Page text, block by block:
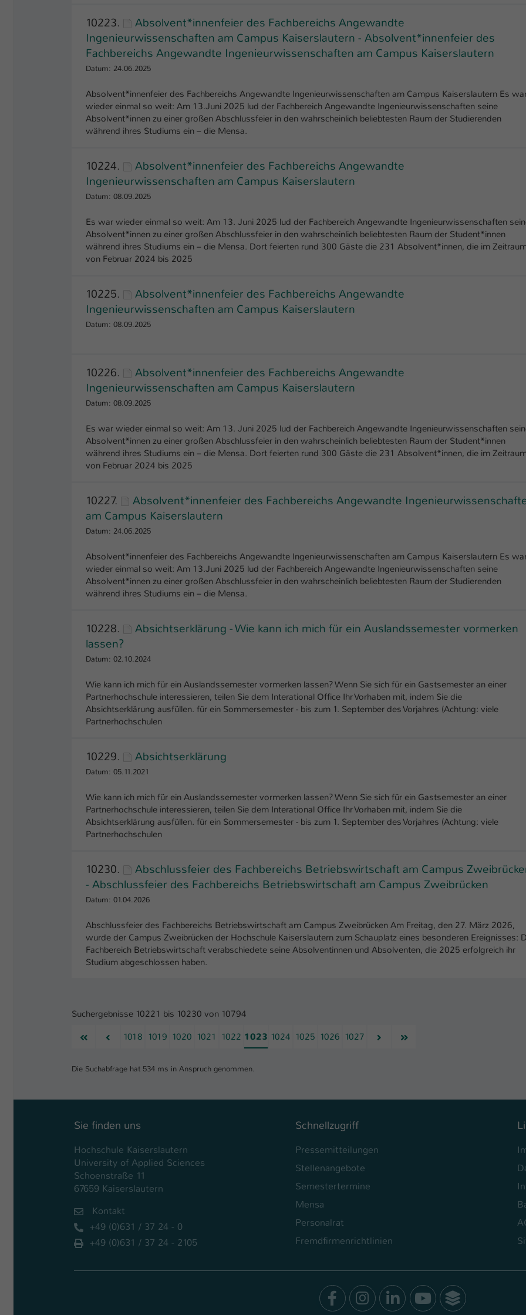
10223.
Absolvent*innenfeier des Fachbereichs Angewandte
Ingenieurwissenschaften am Campus Kaiserslautern - Absolvent*innenfeier des
Fachbereichs Angewandte Ingenieurwissenschaften am Campus Kaiserslautern
Datum: 24.06.2025
Absolvent*innenfeier des Fachbereichs Angewandte Ingenieurwissenschaften am Campus Kaiserslautern Es
wieder einmal so weit: Am 13.Juni 2025 lud der Fachbereich Angewandte Ingenieurwissenschaften seine
Absolvent*innen zu einer großen Abschlussfeier in den wahrscheinlich beliebtesten Raum der Studierenden
während ihres Studiums ein – die Mensa.
10224.
Absolvent*innenfeier des Fachbereichs Angewandte
Ingenieurwissenschaften am Campus Kaiserslautern
Datum: 08.09.2025
Es war wieder einmal so weit: Am 13. Juni 2025 lud der Fachbereich Angewandte Ingenieurwissenschaften
Absolvent*innen zu einer großen Abschlussfeier in den wahrscheinlich beliebtesten Raum der Student*innen
während ihres Studiums ein – die Mensa. Dort feierten rund 300 Gäste die 231 Absolvent*innen, die im
von Februar 2024 bis 2025
10225.
Absolvent*innenfeier des Fachbereichs Angewandte
Ingenieurwissenschaften am Campus Kaiserslautern
Datum: 08.09.2025
10226.
Absolvent*innenfeier des Fachbereichs Angewandte
Ingenieurwissenschaften am Campus Kaiserslautern
Datum: 08.09.2025
Es war wieder einmal so weit: Am 13. Juni 2025 lud der Fachbereich Angewandte Ingenieurwissenschaften
Absolvent*innen zu einer großen Abschlussfeier in den wahrscheinlich beliebtesten Raum der Student*innen
während ihres Studiums ein – die Mensa. Dort feierten rund 300 Gäste die 231 Absolvent*innen, die im
von Februar 2024 bis 2025
10227.
Absolvent*innenfeier des Fachbereichs Angewandte
am Campus Kaiserslautern
Datum: 24.06.2025
Absolvent*innenfeier des Fachbereichs Angewandte Ingenieurwissenschaften am Campus Kaiserslautern Es
wieder einmal so weit: Am 13.Juni 2025 lud der Fachbereich Angewandte Ingenieurwissenschaften seine
Absolvent*innen zu einer großen Abschlussfeier in den wahrscheinlich beliebtesten Raum der Studierenden
während ihres Studiums ein – die Mensa.
10228.
Absichtserklärung - Wie kann ich mich für ein Auslandssemester vormerken
lassen?
Datum: 02.10.2024
Wie kann ich mich für ein Auslandssemester vormerken lassen? Wenn Sie sich für ein Gastsemester an einer
Partnerhochschule interessieren, teilen Sie dem Interational Office Ihr Vorhaben mit, indem Sie die
Absichtserklärung ausfüllen. für ein Sommersemester - bis zum 1. September des Vorjahres (Achtung: viele
Partnerhochschulen
10229. Absichtserklärung
Datum: 05.11.2021
Wie kann ich mich für ein Auslandssemester vormerken lassen? Wenn Sie sich für ein Gastsemester an einer
Partnerhochschule interessieren, teilen Sie dem Interational Office Ihr Vorhaben mit, indem Sie die
Absichtserklärung ausfüllen. für ein Sommersemester - bis zum 1. September des Vorjahres (Achtung: viele
Partnerhochschulen
10230.
Abschlussfeier des Fachbereichs Betriebswirtschaft am Campus
- Abschlussfeier des Fachbereichs Betriebswirtschaft am Campus Zweibrücken
Datum: 01.04.2026
Abschlussfeier des Fachbereichs Betriebswirtschaft am Campus Zweibrücken Am Freitag, den 27. März 2026,
wurde der Campus Zweibrücken der Hochschule Kaiserslautern zum Schauplatz eines besonderen Ereignisses:
Fachbereich Betriebswirtschaft verabschiedete seine Absolventinnen und Absolventen, die 2025 erfolgreich ihr
Studium abgeschlossen haben.
Suchergebnisse 10221 bis 10230 von 10794
Erste
Vorherige
1018 1019 1020 1021 1022 1023 1024 1025 1026 1027 NächsteLetzte
Die Suchabfrage hat 534 ms in Anspruch genommen.
Sie finden uns
Hochschule Kaiserslautern
University of Applied Sciences
Schoenstraße 11
67659 Kaiserslautern
Kontakt
+49 (0)631 / 37 24 - 0
+49 (0)631 / 37 24 - 2105
Schnellzugriff
Pressemitteilungen
Stellenangebote
Semestertermine
Mensa
Personalrat
Fremdfirmenrichtlinien
Facebook
Instagram
LinkedIn
Youtube
Webseiten-Betreiber dies eingestellt hat.
Name fe_typo_user / PHPSESSID
Laufzeit 1 Woche
Benutzer wiedererkannt werden und es wird
ihm Zugang zu geschützten Bereichen gewährt.
Name be_typo_user
Anbieter TYPO3
Zweck
Dieser Cookie teilt der Webseite mit, ob ein
Besucher im Typo3-Backend angemeldet ist und